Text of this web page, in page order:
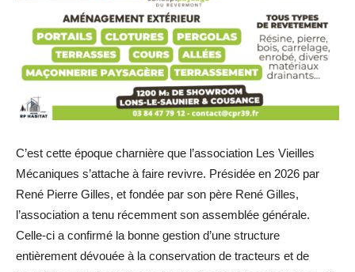
C’est cette époque charnière que l’association Les Vieilles
Mécaniques s’attache à faire revivre. Présidée en 2026 par
René Pierre Gilles, et fondée par son père René Gilles,
l’association a tenu récemment son assemblée générale.
Celle-ci a confirmé la bonne gestion d’une structure
entièrement dévouée à la conservation de tracteurs et de